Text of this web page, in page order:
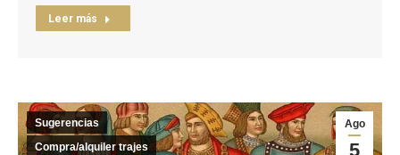
Leer más
Ago
5
Sugerencias
Compra/alquiler trajes